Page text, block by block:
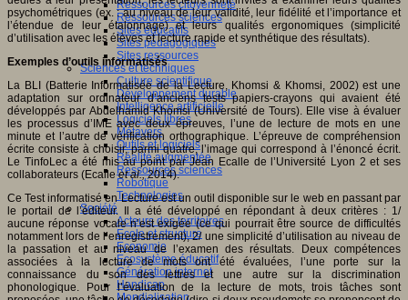
Ressources citoyenneté
Ressources sciences
Sites éducatifs
Sites pédagogiques
Sites ressources
Sciences et techniques
Culture scientifique
Développement durable
Intelligence artificielle
Logiciels libres
Métavers
Outils et logiciels
Réalité augmentée
Ressources sciences
Robotique
Technologies
Société
Acteurs des territoires
Ecole et structure
Economie
Ecosystème éducatif
Génération internet
Handicap
Mondialisation
psychométriques (ex. : au niveau de leur validité, leur fidélité et l’importance et
l’étendue de leur étalonnage) et leurs qualités ergonomiques (simplicité
d’utilisation avec les élèves et lecture rapide et synthétique des résultats).
Exemples d’outils informatisés
La BLI (Batterie Informatisée de la Lecture, Khomsi & Khomsi, 2002) est une
adaptation sur ordinateur d’anciens tests papiers-crayons qui avaient été
développés par Abdelhamid Khomsi (Université de Tours). Elle vise à évaluer
les processus d’IME avec deux épreuves, l’une de lecture de mots en une
minute et l’autre de vérification orthographique. L’épreuve de compréhension
écrite consiste à choisir, parmi quatre, l’image qui correspond à l’énoncé écrit.
Le TinfoLec a été mis au point par Jean Ecalle de l’Université Lyon 2 et ses
collaborateurs (Ecalleet al.,2014).
Ce Test informatisé en Lecture est un outil disponible sur le web en passant par
le portail de l’éditeur. Il a été développé en répondant à deux critères : 1/
aucune réponse vocale n’est exigée (ce qui pourrait être source de difficultés
notamment lors de l’enregistrement), 2/ une simplicité d’utilisation au niveau de
la passation et au niveau de l’examen des résultats. Deux compétences
associées à la lecture de mots ont été évaluées, l’une porte sur la
connaissance du son des lettres et une autre sur la discrimination
phonologique. Pour l’évaluation de la lecture de mots, trois tâches sont